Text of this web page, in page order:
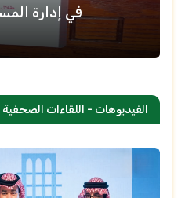
في إدارة المستشفيات
الفيديوهات - اللقاءات الصحفية